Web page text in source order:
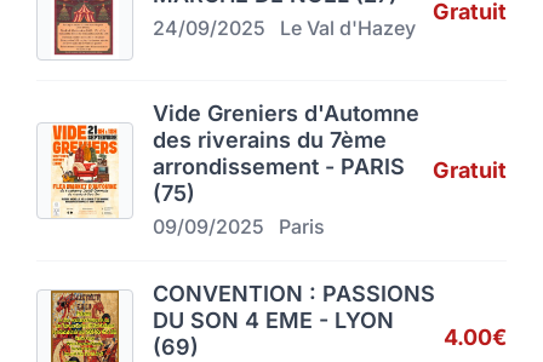
24/09/2025 Le Val d'Hazey
Gratuit
Vide Greniers d'Automne
des riverains du 7ème
arrondissement - PARIS
(75)
09/09/2025 Paris
Gratuit
CONVENTION : PASSIONS
DU SON 4 EME - LYON
(69)
4.00€